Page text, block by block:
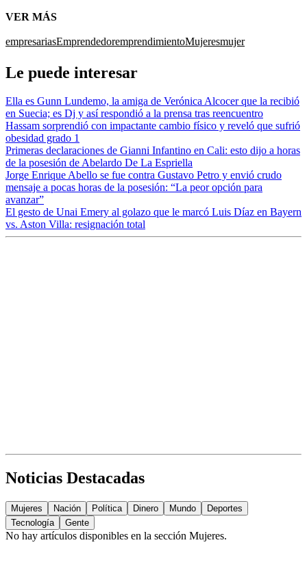
VER MÁS
empresariasEmprendedoremprendimientoMujeresmujer
Le puede interesar
Ella es Gunn Lundemo, la amiga de Verónica Alcocer que la recibió
en Suecia; es Dj y así respondió a la prensa tras reencuentro
Hassam sorprendió con impactante cambio físico y reveló que sufrió
obesidad grado 1
Primeras declaraciones de Gianni Infantino en Cali: esto dijo a horas
de la posesión de Abelardo De La Espriella
Jorge Enrique Abello se fue contra Gustavo Petro y envió crudo
mensaje a pocas horas de la posesión: “La peor opción para
avanzar”
El gesto de Unai Emery al golazo que le marcó Luis Díaz en Bayern
vs. Aston Villa: resignación total
Noticias Destacadas
Mujeres Nación Política Dinero Mundo
Deportes
Tecnología
Gente
No hay artículos disponibles en la sección Mujeres.